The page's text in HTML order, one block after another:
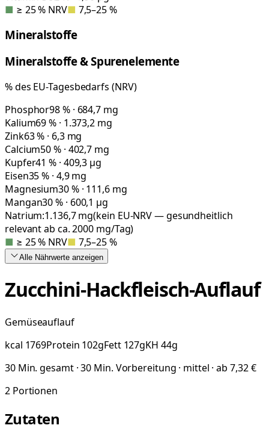
■ ≥ 25 % NRV■ 7,5–25 %
Mineralstoffe
Mineralstoffe & Spurenelemente
% des EU-Tagesbedarfs (NRV)
Phosphor98 % · 684,7 mg
Kalium69 % · 1.373,2 mg
Zink63 % · 6,3 mg
Calcium50 % · 402,7 mg
Kupfer41 % · 409,3 µg
Eisen35 % · 4,9 mg
Magnesium30 % · 111,6 mg
Mangan30 % · 600,1 µg
Natrium:1.136,7mg(kein EU-NRV — gesundheitlich
relevant ab ca. 2000 mg/Tag)
■ ≥ 25 % NRV■ 7,5–25 %
Alle Nährwerte anzeigen
Zucchini-Hackfleisch-Auflauf
Gemüseauflauf
kcal 1769Protein 102gFett 127gKH 44g
30 Min. gesamt · 30 Min. Vorbereitung · mittel · ab 7,32 €
2 Portionen
Zutaten